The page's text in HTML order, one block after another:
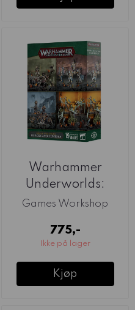
Warhammer
Underworlds:
Heroes And
Games Workshop
775,-
Ikke på lager
Kjøp